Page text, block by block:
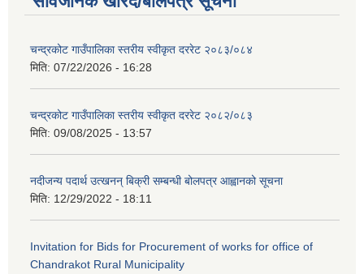
चन्द्रकोट गाउँपालिका स्तरीय स्वीकृत दररेट २०८३/०८४
मिति: 07/22/2026 - 16:28
चन्द्रकोट गाउँपालिका स्तरीय स्वीकृत दररेट २०८२/०८३
मिति: 09/08/2025 - 13:57
नदीजन्य पदार्थ उत्खनन् बिक्री सम्बन्धी बोलपत्र आह्वानको सूचना
मिति: 12/29/2022 - 18:11
Invitation for Bids for Procurement of works for office of
Chandrakot Rural Municipality